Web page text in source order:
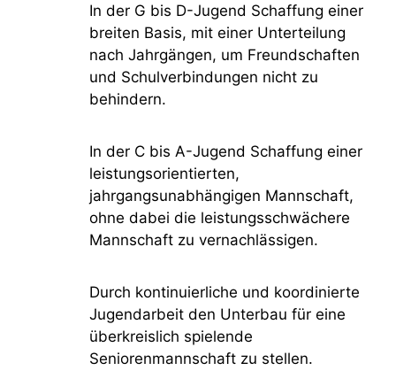
In der G bis D-Jugend Schaffung einer
breiten Basis, mit einer Unterteilung
nach Jahrgängen, um Freundschaften
und Schulverbindungen nicht zu
behindern.
In der C bis A-Jugend Schaffung einer
leistungsorientierten,
jahrgangsunabhängigen Mannschaft,
ohne dabei die leistungsschwächere
Mannschaft zu vernachlässigen.
Durch kontinuierliche und koordinierte
Jugendarbeit den Unterbau für eine
überkreislich spielende
Seniorenmannschaft zu stellen.